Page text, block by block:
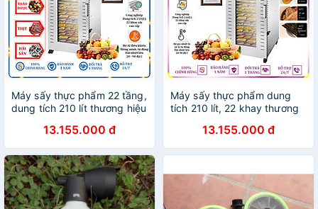
Máy sấy thực phẩm 22 tầng,
dung tích 210 lít thương hiệu
22A - Hàng Nhập Khẩu
13.155.000 đ
Máy sấy thực phẩm dung
tích 210 lít, 22 khay thương
DBC-22A - Hàng Nhập Khẩu
13.155.000 đ